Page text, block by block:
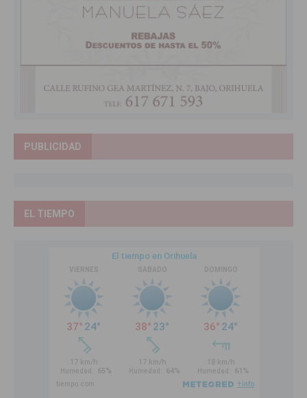
PUBLICIDAD
EL TIEMPO